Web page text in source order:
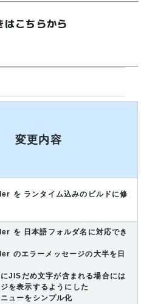
はこちらから
変更内容
を ランタイム込みのビルドに修
を 日本語フォルダ名に対応でき
のエラーメッセージの大半を日
JISだめ文字が含まれる場合には
を表示するようにした
ューをシンプル化